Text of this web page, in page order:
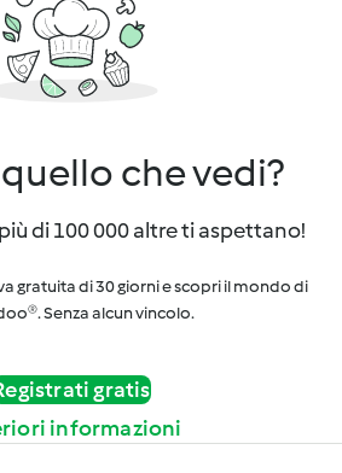
che vedi?
di 100 000 altre ti aspettano!
gratuita di 30 giorni e scopri il mondo di
Senza alcun vincolo.
gratis
informazioni